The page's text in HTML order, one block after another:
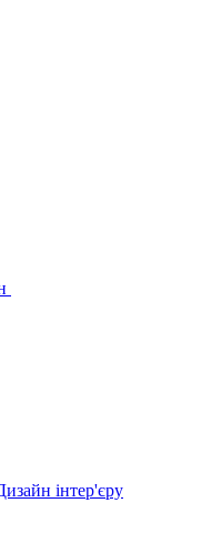
інтер'єру